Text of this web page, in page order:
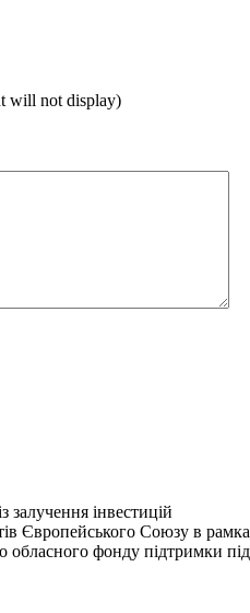
will not display)
залучення інвестицій
Європейського Союзу в
обласного фонду підтримки